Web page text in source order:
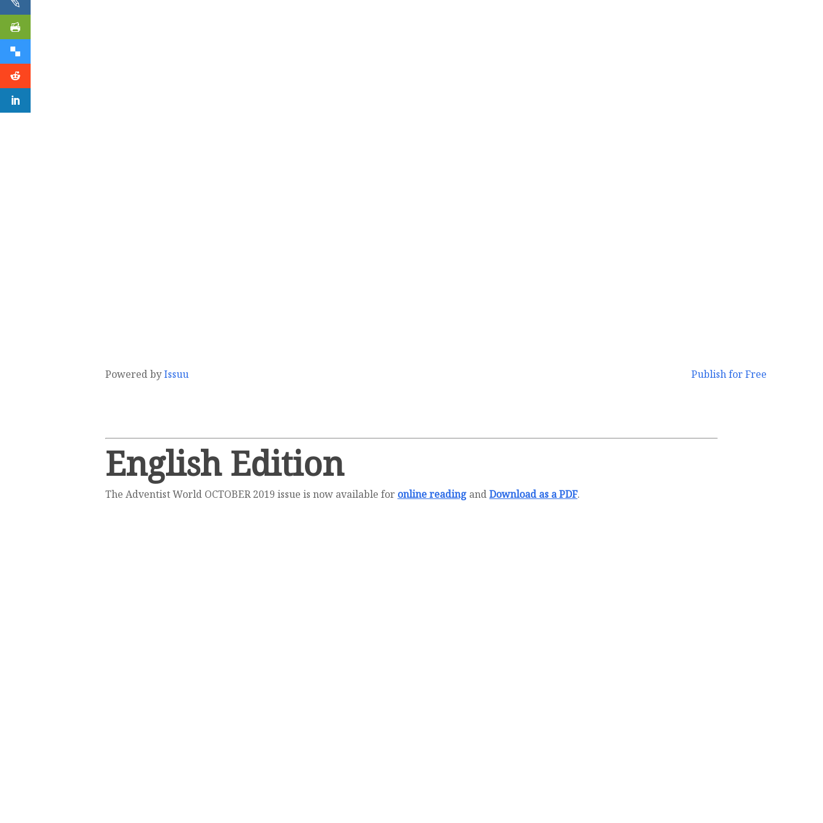
Powered byIssuu Publish for Free
English Edition
The Adventist World OCTOBER 2019 issue is now available for online reading andDownload as a PDF.